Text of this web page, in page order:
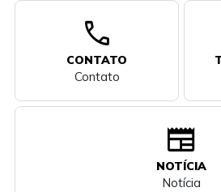
call
CONTATO
Contato
newspaper
NOTÍCIA
Notícia